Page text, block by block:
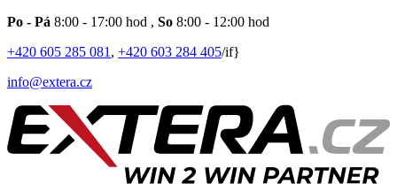
Po - Pá 8:00 - 17:00 hod , So 8:00 - 12:00 hod
+420 605 285 081 , +420 603 284 405/if}
info@extera.cz